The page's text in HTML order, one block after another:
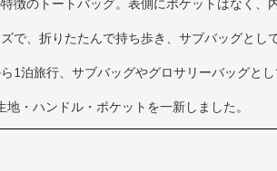
徴のトートバッグ。表側にポケットはなく、
で、折りたたんで持ち歩き、サブバッグとし
1泊旅行、サブバッグやグロサリーバッグと
・ハンドル・ポケットを一新しました。